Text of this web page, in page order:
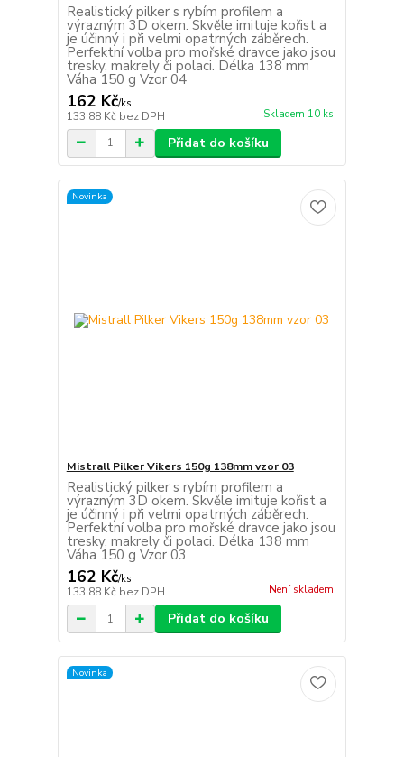
Realistický pilker s rybím profilem a
výrazným 3D okem. Skvěle imituje kořist a
je účinný i při velmi opatrných záběrech.
Perfektní volba pro mořské dravce jako jsou
tresky, makrely či polaci. Délka 138 mm
Váha 150 g Vzor 04
162 Kč/ks
133,88 Kč bez DPH Skladem 10 ks
Přidat do košíku
Novinka
Mistrall Pilker Vikers 150g 138mm vzor 03
Realistický pilker s rybím profilem a
výrazným 3D okem. Skvěle imituje kořist a
je účinný i při velmi opatrných záběrech.
Perfektní volba pro mořské dravce jako jsou
tresky, makrely či polaci. Délka 138 mm
Váha 150 g Vzor 03
162 Kč/ks
133,88 Kč bez DPH Není skladem
Přidat do košíku
Novinka